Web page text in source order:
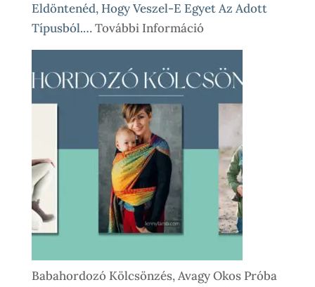
Eldöntenéd, Hogy Veszel-E Egyet Az Adott
Típusból.…További Információ:
Babahordozó
Kölcsönzés
Lépésről
Lépésre
Így
Működik
Nálunk
Babahordozó Kölcsönzés, Avagy Okos Próba